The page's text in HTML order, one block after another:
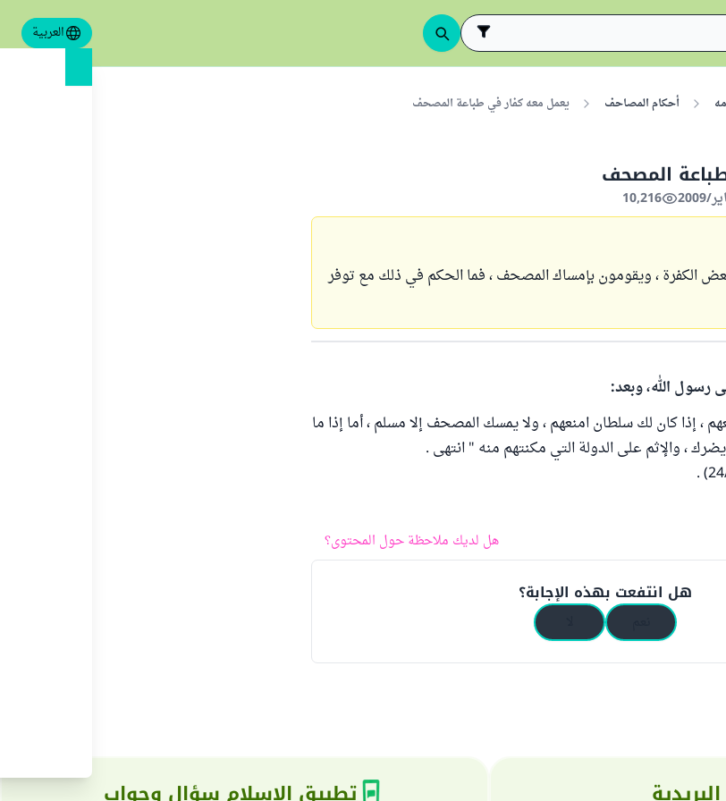
العربية
أحكام المصاحف يعمل معه كفار في طباعة المصحف
المصحف
10,216
الكفرة ، ويقومون بإمساك المصحف ، فما الحكم في ذلك مع توفر
رسول الله، وبعد:
، إذا كان لك سلطان امنعهم ، ولا يمسك المصحف إلا مسلم ، أما إذا ما
، والإثم على الدولة التي مكنتهم منه " انتهى .
هل لديك ملاحظة حول المحتوى؟
هل انتفعت بهذه الإجابة؟
تطبيق الإسلام سؤال وجواب